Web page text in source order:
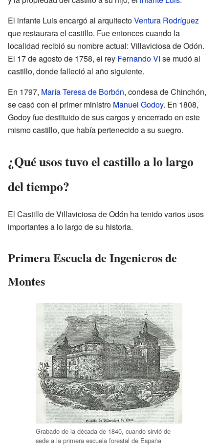
El infante Luis encargó al arquitectoVentura Rodríguez
que restaurara el castillo. Fue entonces cuando la
localidad recibió su nombre actual: Villaviciosa de Odón.
El 17 de agosto de 1758, el rey Fernando VI se mudó al
castillo, donde falleció al año siguiente.
En 1797, María Teresa de Borbón, condesa de Chinchón,
se casó con el primer ministro Manuel Godoy. En 1808,
Godoy fue destituido de sus cargos y encerrado en este
mismo castillo, que había pertenecido a su suegro.
¿Qué usos tuvo el castillo a lo largo
del tiempo?
El Castillo de Villaviciosa de Odón ha tenido varios usos
importantes a lo largo de su historia.
Primera Escuela de Ingenieros de
Montes
Grabado de la década de 1840, cuando sirvió de
sede a la primera escuela forestal de España